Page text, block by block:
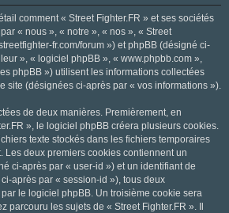
comment « Street Fighter.FR » et ses sociétés
« nous », « notre », « nos », « Street
fr.com/forum ») et phpBB (désigné ci-
», « logiciel phpBB », « www.phpbb.com »,
phpBB ») utilisent les informations collectées
site (désignées ci-après par « vos informations »).
de deux manières. Premièrement, en
», le logiciel phpBB créera plusieurs cookies.
texte stockés dans les fichiers temporaires
Les deux premiers cookies contiennent un
ci-après par « user-id ») et un identifiant de
après par « session-id »), tous deux
le logiciel phpBB. Un troisième cookie sera
parcouru les sujets de « Street Fighter.FR ». Il